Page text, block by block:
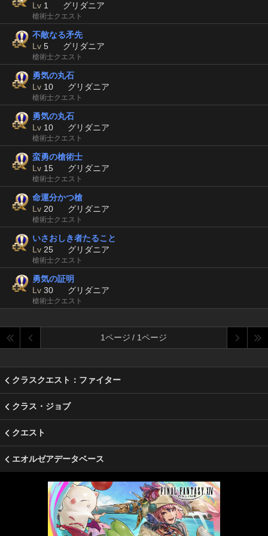
Lv 1 グリダニア
槍術士クエスト
不敵なる矛先
Lv 5 グリダニア
槍術士クエスト
勇気の丸石
Lv 10 グリダニア
槍術士クエスト
勇気の丸石
Lv 10 グリダニア
槍術士クエスト
蛮勇の槍術士
Lv 15 グリダニア
槍術士クエスト
命運分かつ槍
Lv 20 グリダニア
槍術士クエスト
いさおしき者たること
Lv 25 グリダニア
槍術士クエスト
勇気の証明
Lv 30 グリダニア
槍術士クエスト
1ページ / 1ページ
クラスクエスト：ファイター
クラス・ジョブ
クエスト
エオルゼアデータベース